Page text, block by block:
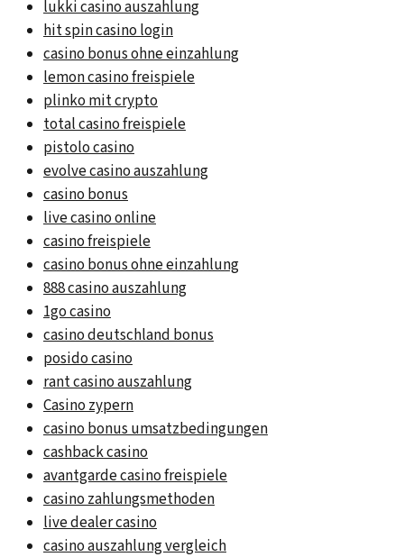
lukki casino auszahlung
hit spin casino login
casino bonus ohne einzahlung
lemon casino freispiele
plinko mit crypto
total casino freispiele
pistolo casino
evolve casino auszahlung
casino bonus
live casino online
casino freispiele
casino bonus ohne einzahlung
888 casino auszahlung
1go casino
casino deutschland bonus
posido casino
rant casino auszahlung
Casino zypern
casino bonus umsatzbedingungen
cashback casino
avantgarde casino freispiele
casino zahlungsmethoden
live dealer casino
casino auszahlung vergleich